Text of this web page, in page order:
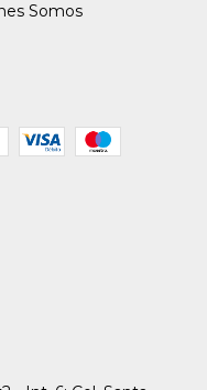
Somos